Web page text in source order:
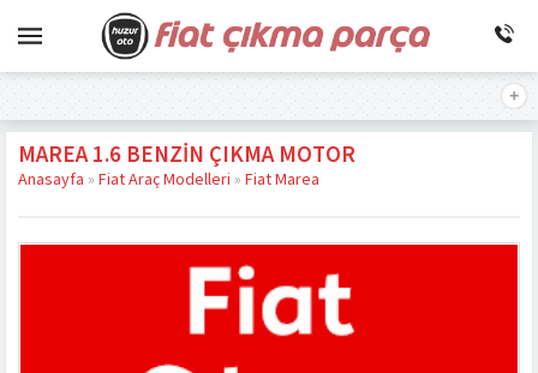
MAREA 1.6 BENZIN ÇIKMA MOTOR
Anasayfa » Fiat Araç Modelleri » Fiat Marea